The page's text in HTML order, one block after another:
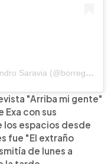
Una publicación compartida de Alejandro Saravia (@borregosaravia)
"Arriba mi gente"
con sus
los espacios desde
fue "El extraño
de lunes a